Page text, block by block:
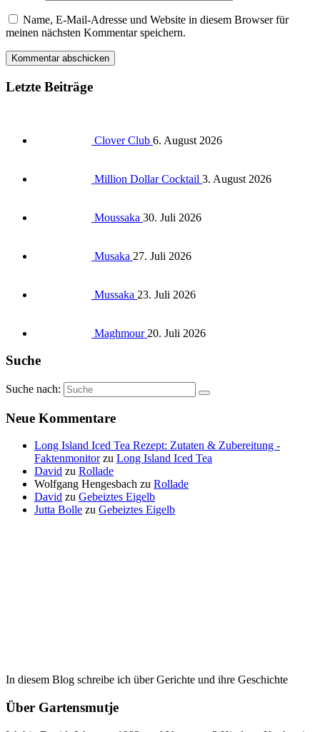
Name, E-Mail-Adresse und Website in diesem Browser für
meinen nächsten Kommentar speichern.
Letzte Beiträge
Clover Club 6. August 2026
Million Dollar Cocktail 3. August 2026
Moussaka 30. Juli 2026
Musaka 27. Juli 2026
Mussaka 23. Juli 2026
Maghmour 20. Juli 2026
Suche
Suche nach:
Neue Kommentare
Long Island Iced Tea Rezept: Zutaten & Zubereitung -
Faktenmonitorzu Long Island Iced Tea
David zu Rollade
Wolfgang Hengesbach zu Rollade
David zu Gebeiztes Eigelb
Jutta Bolle zu Gebeiztes Eigelb
In diesem Blog schreibe ich über Gerichte und ihre Geschichte
Über Gartensmutje